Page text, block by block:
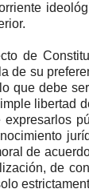
de
de su
que debe
libertad
de
de